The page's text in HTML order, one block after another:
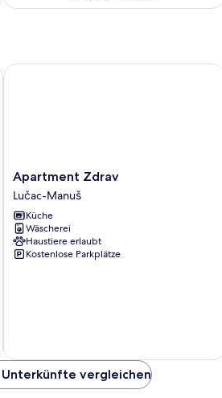
Apartment
Zdrav
Lučac-
Manuš
Apartment Zdrav
Lučac-Manuš
Küche
Wäscherei
Haustiere erlaubt
Kostenlose Parkplätze
Apartment Zdrav
Unterkünfte vergleichen